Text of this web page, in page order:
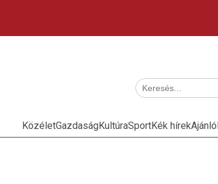
KözéletGazdaság KultúraSportKék hírekAjánló